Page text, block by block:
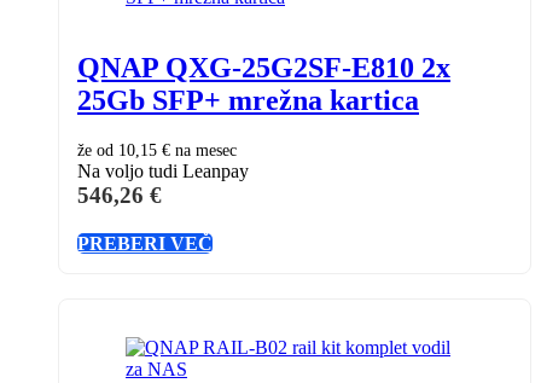
QNAP QXG-25G2SF-E810 2x
25Gb SFP+ mrežna kartica
že od 10,15 € na mesec
Na voljo tudi Leanpay
546,26 €
PREBERI VEČ